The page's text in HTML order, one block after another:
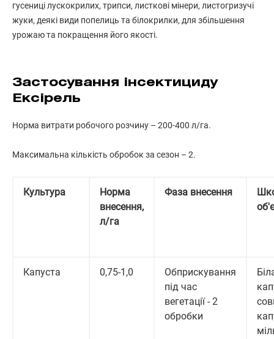
гусениці лускокрилих, трипси, листкові мінери, листогризучі
жуки, деякі види попелиць та білокрилки, для збільшення
урожаю та покращення його якості.
Застосування інсектициду
Ексірель
Норма витрати робочого розчину – 200-400 л/га.
Максимальна кількість обробок за сезон – 2.
Культура
Норма
внесення,
л/га
Фаза внесення
Капуста 0,75-1,0
Обприскування
під час
вегетації - 2
обробки